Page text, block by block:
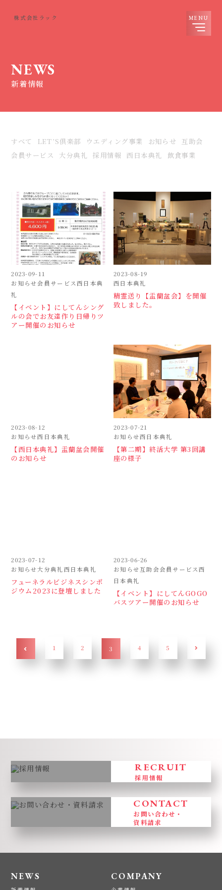
株式会社ラック
NEWS
新着情報
すべて LET’S倶楽部 ウエディング事業 お知らせ
互助会
会員サービス
大分典礼 採用情報 西日本典礼 飲食事業
2023-09-11
お知らせ会員サービス西日本典
礼
【イベント】にしてんシング
ルの会でお友達作り日帰りツ
アー開催のお知らせ
2023-08-19
西日本典礼
精霊送り【盂蘭盆会】を開催
致しました。
2023-08-12
お知らせ西日本典礼
【西日本典礼】盂蘭盆会開催
のお知らせ
2023-07-21
お知らせ西日本典礼
【第二期】終活大学 第3回講
座の様子
2023-07-12
お知らせ大分典礼西日本典礼
フューネラルビジネスシンポ
ジウム2023に登壇しました
2023-06-26
お知らせ互助会会員サービス西
日本典礼
【イベント】にしてんGOGO
バスツアー開催のお知らせ
1 2 3 4 5
RECRUIT
採用情報
CONTACT
お問い合わせ・
資料請求
NEWS COMPANY